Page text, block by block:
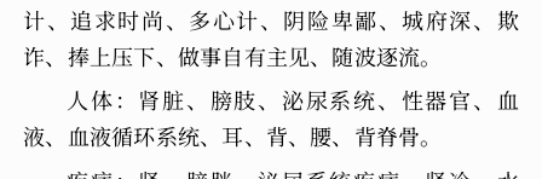
计、追求时尚、多心计、阴险卑鄙、城府深、欺
诈、捧上压下、做事自有主见、随波逐流。
人体：肾脏、膀肢、泌尿系统、性器官、血
液、血液循环系统、耳、背、腰、背脊骨。